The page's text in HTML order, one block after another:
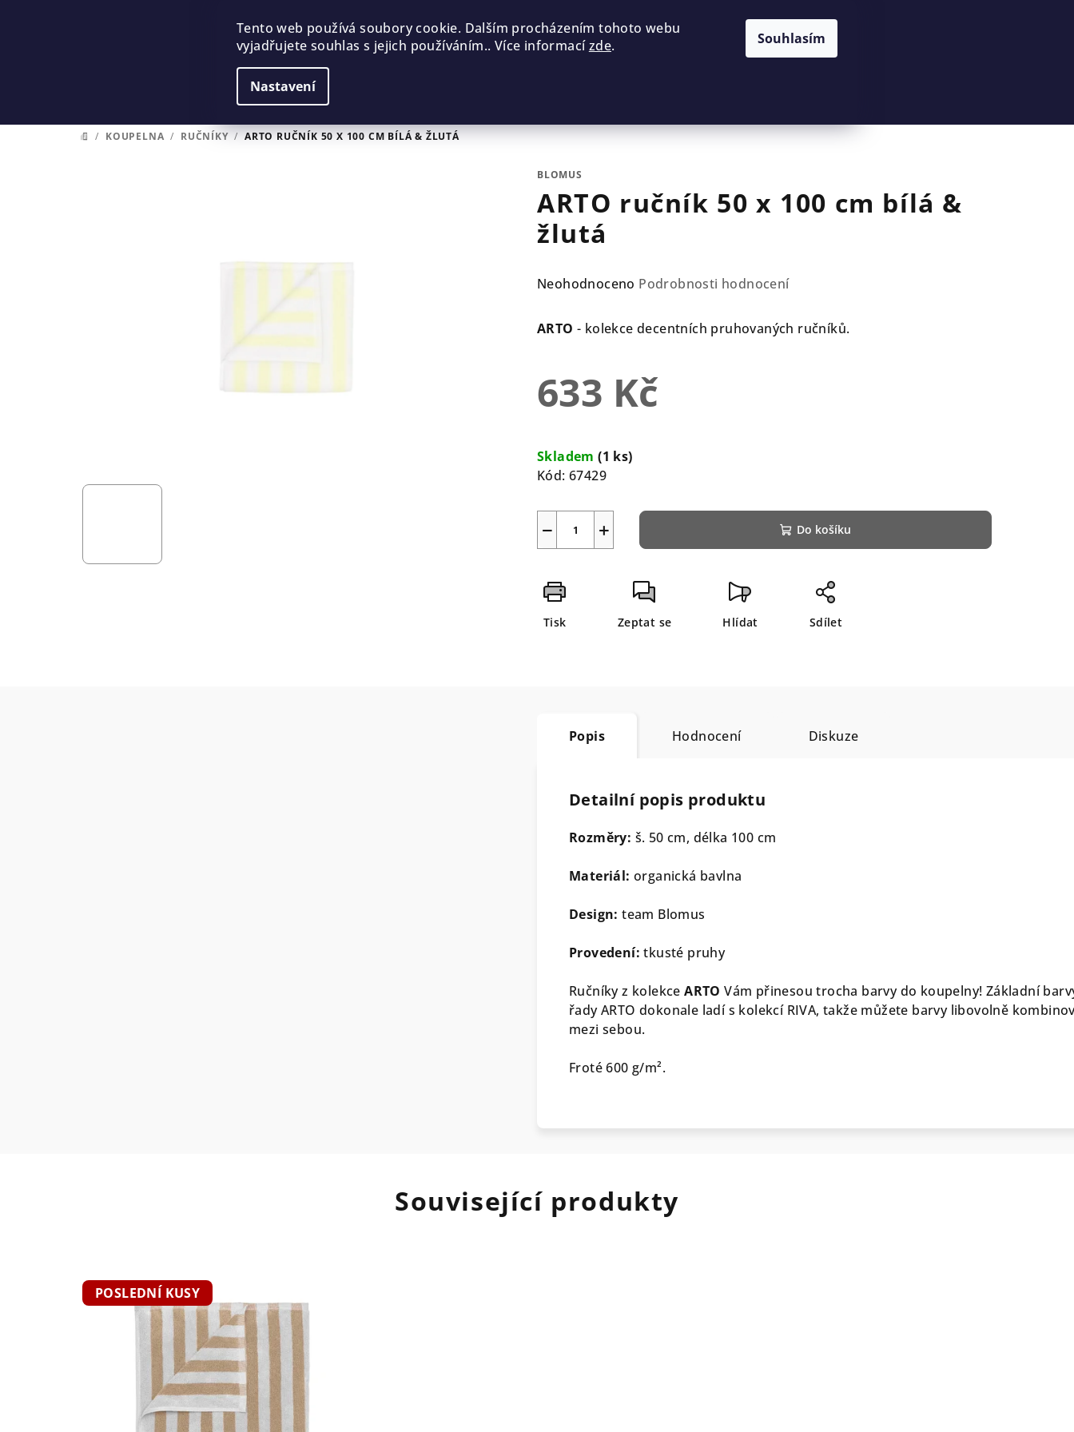
Tento web používá soubory cookie. Dalším procházením tohoto webu
vyjadřujete souhlas s jejich používáním.. Více informacízde.
Nastavení
Souhlasím
DOMŮ
/ KOUPELNA / RUČNÍKY / ARTO RUČNÍK 50 X 100 CM BÍLÁ & ŽLUTÁ
BLOMUS
ARTO ručník 50 x 100 cm bílá &
žlutá
Průměrné
produktu
z
5
Neohodnoceno Podrobnosti hodnocení
ARTO - kolekce decentních pruhovaných ručníků.
633 Kč
cena:
Skladem(1 ks)
Kód: 67429
+
− Do košíku
Tisk Zeptat se Hlídat Sdílet
Popis Hodnocení Diskuze
Detailní popis produktu
Rozměry: š. 50 cm, délka 100 cm
Materiál: organická bavlna
Design: team Blomus
Provedení: tkusté pruhy
Ručníky z kolekceARTO Vám přinesou trocha barvy do koupelny! Základní
řady ARTO dokonale ladí s kolekcí RIVA, takže můžete barvy libovolně
mezi sebou.
Froté 600 g/m².
Související produkty
POSLEDNÍ KUSY